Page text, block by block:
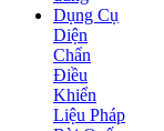
Dụng Cụ
Diện
Chẩn
Điều
Khiển
Liệu Pháp